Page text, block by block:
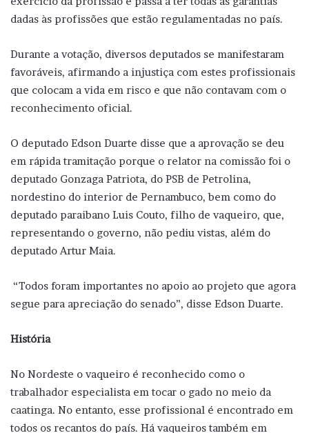
dadas às profissões que estão regulamentadas no país.
Durante a votação, diversos deputados se manifestaram
favoráveis, afirmando a injustiça com estes profissionais
que colocam a vida em risco e que não contavam com o
reconhecimento oficial.
O deputado Edson Duarte disse que a aprovação se deu
em rápida tramitação porque o relator na comissão foi o
deputado Gonzaga Patriota, do PSB de Petrolina,
nordestino do interior de Pernambuco, bem como do
deputado paraibano Luis Couto, filho de vaqueiro, que,
representando o governo, não pediu vistas, além do
deputado Artur Maia.
“Todos foram importantes no apoio ao projeto que agora
segue para apreciação do senado”, disse Edson Duarte.
História
No Nordeste o vaqueiro é reconhecido como o
trabalhador especialista em tocar o gado no meio da
caatinga. No entanto, esse profissional é encontrado em
todos os recantos do país. Há vaqueiros também em